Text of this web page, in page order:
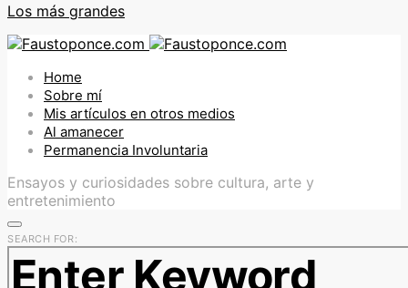
Los más grandes
Home
Sobre mí
Mis artículos en otros medios
Al amanecer
Permanencia Involuntaria
Ensayos y curiosidades sobre cultura, arte y
entretenimiento
SEARCH FOR: